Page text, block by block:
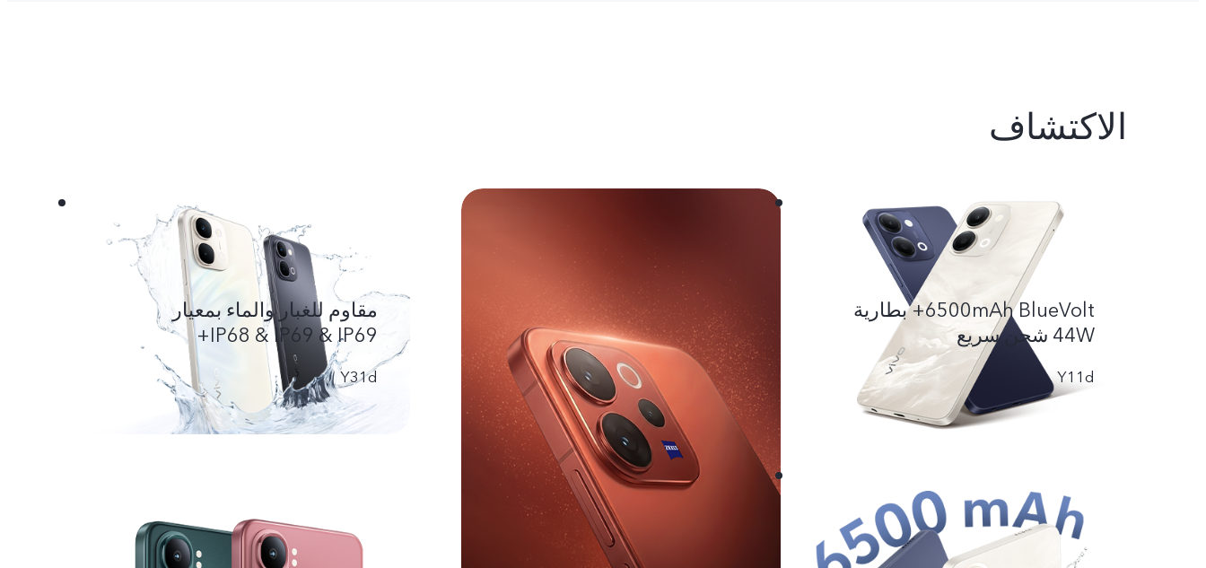
الاكتشاف
مقاوم للغبار والماء بمعيار
IP68 & IP69 & IP69+
Y31d
6500mAh BlueVolt+ بطارية
44W شحن سريع
Y11d